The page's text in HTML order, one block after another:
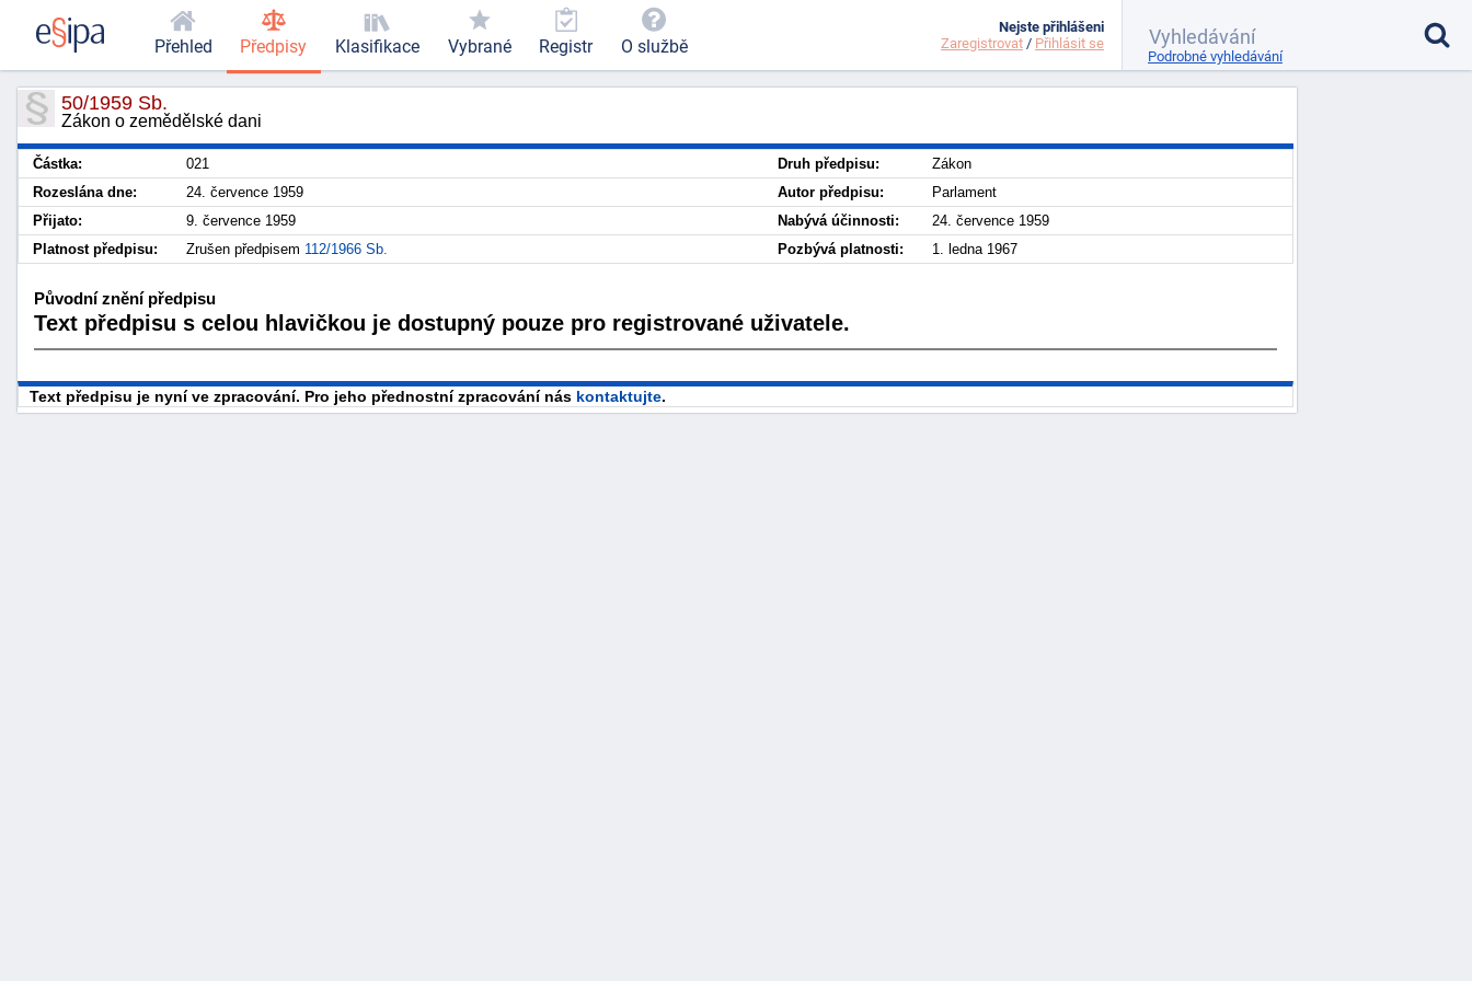
50/1959 Sb.
Zákon o zemědělské dani
Částka: 021 Druh předpisu:
Zákon
Rozeslána dne:
24. července 1959 Autor předpisu:
Parlament
Přijato:
9. července 1959 Nabývá účinnosti:
24. července 1959
Platnost předpisu:
Zrušen předpisem 112/1966 Sb. Pozbývá platnosti: 1. ledna 1967
Původní znění předpisu
Text předpisu s celou hlavičkou je dostupný pouze pro registrované uživatele.
Text předpisu je nyní ve zpracování. Pro jeho přednostní zpracování nás kontaktujte.
Přehled Předpisy Klasifikace Vybrané Registr O službě
Nejste přihlášeni
Zaregistrovat / Přihlásit se
Podrobné vyhledávání